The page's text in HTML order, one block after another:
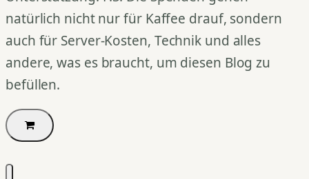
natürlich nicht nur für Kaffee drauf, sondern
auch für Server-Kosten, Technik und alles
andere, was es braucht, um diesen Blog zu
befüllen.